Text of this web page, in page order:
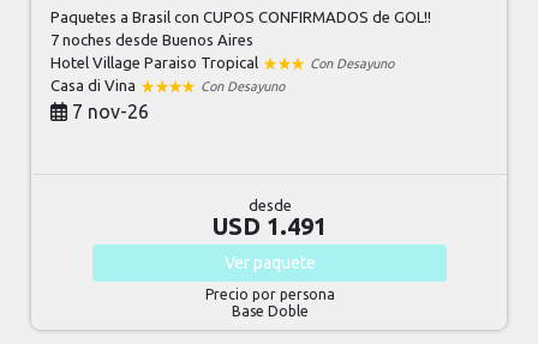
Paquetes a Brasil con CUPOS CONFIRMADOS de GOL!!
7 nochesdesde Buenos Aires
Hotel Village Paraiso Tropical
Con Desayuno
Casa di Vina Con Desayuno
7 nov-26
desde
USD 1.491
Ver paquete
Precio por persona
Base Doble